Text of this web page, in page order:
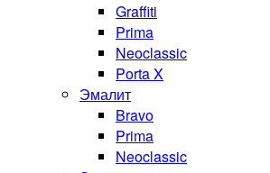
Graffiti
Prima
Neoclassic
Porta X
Эмалит
Bravo
Prima
Neoclassic